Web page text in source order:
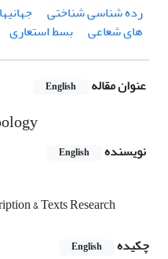
رده شناسی شناختی
های شعاعی
بسط استعاری
عنوان مقاله English
نویسنده English
& Texts Research
چکیده
English